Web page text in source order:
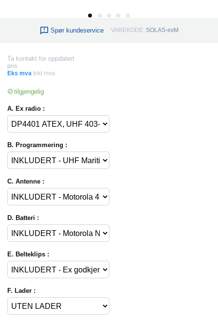
Spør kundeservice VAREKODE: SOLAS-exM
Ta kontakt for oppdatert
pris
Eks mva Inkl mva
tilgjengelig
A. Ex radio :
B. Programmering :
C. Antenne :
D. Batteri :
E. Belteklips :
F. Lader :